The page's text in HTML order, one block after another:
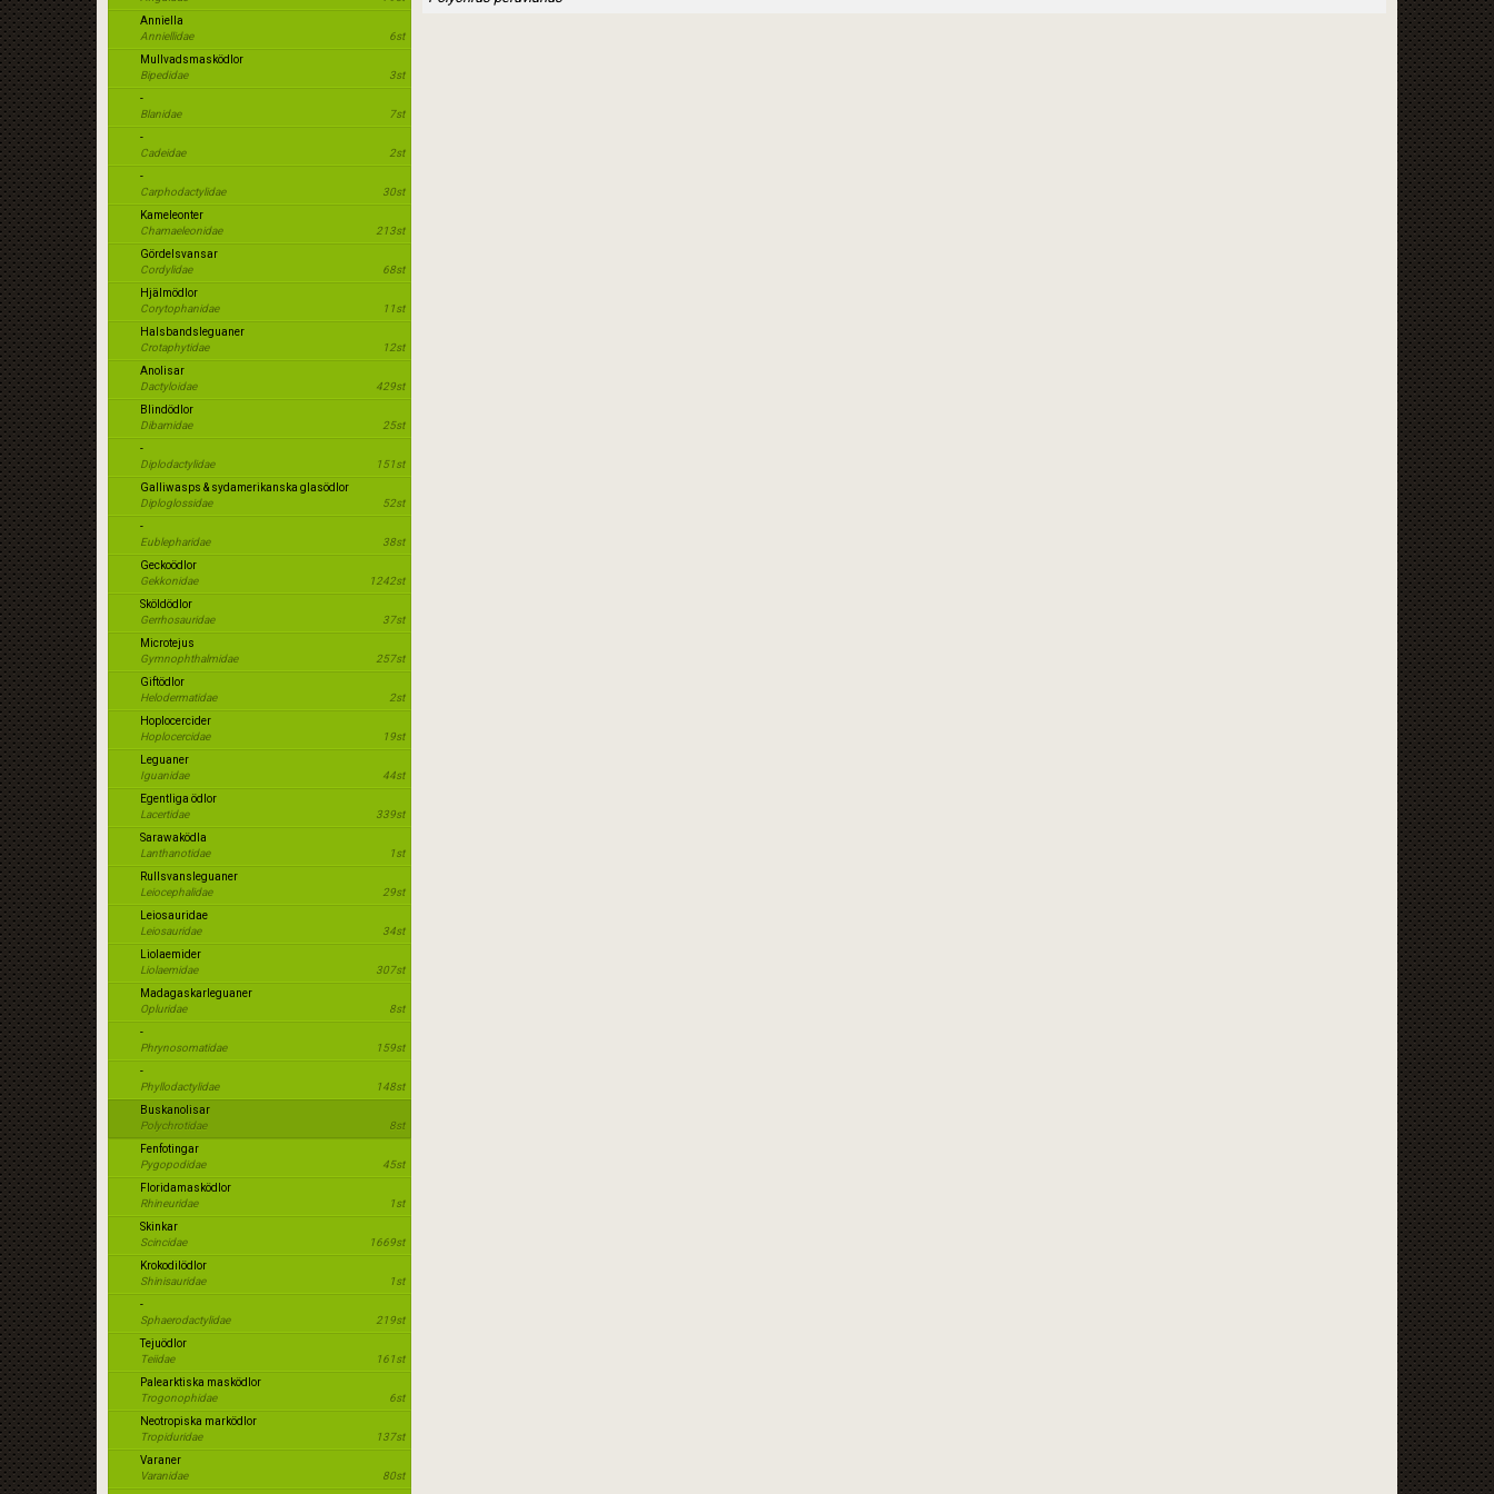
6st
Anniella
Anniellidae
3st
Mullvadsmasködlor
Bipedidae
7st
-
Blanidae
2st
-
Cadeidae
30st
-
Carphodactylidae
213st
Kameleonter
Chamaeleonidae
68st
Gördelsvansar
Cordylidae
11st
Hjälmödlor
Corytophanidae
12st
Halsbandsleguaner
Crotaphytidae
429st
Anolisar
Dactyloidae
25st
Blindödlor
Dibamidae
151st
-
Diplodactylidae
52st
Galliwasps & sydamerikanska glasödlor
Diploglossidae
38st
-
Eublepharidae
1242st
Geckoödlor
Gekkonidae
37st
Sköldödlor
Gerrhosauridae
257st
Microtejus
Gymnophthalmidae
2st
Giftödlor
Helodermatidae
19st
Hoplocercider
Hoplocercidae
44st
Leguaner
Iguanidae
339st
Egentliga ödlor
Lacertidae
1st
Sarawaködla
Lanthanotidae
29st
Rullsvansleguaner
Leiocephalidae
34st
Leiosauridae
Leiosauridae
307st
Liolaemider
Liolaemidae
8st
Madagaskarleguaner
Opluridae
159st
-
Phrynosomatidae
148st
-
Phyllodactylidae
8st
Buskanolisar
Polychrotidae
45st
Fenfotingar
Pygopodidae
1st
Floridamasködlor
Rhineuridae
1669st
Skinkar
Scincidae
1st
Krokodilödlor
Shinisauridae
219st
-
Sphaerodactylidae
161st
Tejuödlor
Teiidae
6st
Palearktiska masködlor
Trogonophidae
137st
Neotropiska marködlor
Tropiduridae
80st
Varaner
Varanidae